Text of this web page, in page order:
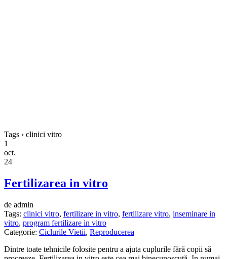
Tags › clinici vitro
1
oct.
24
Fertilizarea in vitro
de admin
Tags: clinici vitro, fertilizare in vitro, fertilizare vitro, inseminare in
vitro, program fertilizare in vitro
Categorie: Ciclurile Vietii, Reproducerea
Dintre toate tehnicile folosite pentru a ajuta cuplurile fără copii să